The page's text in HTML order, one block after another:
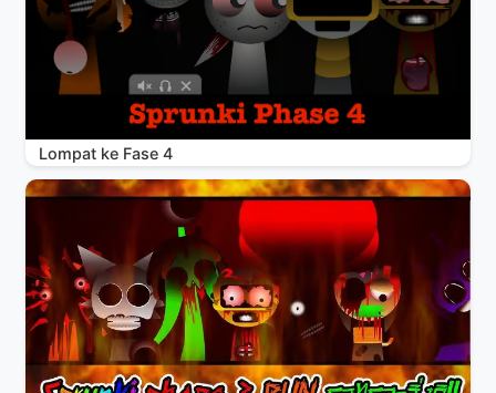
Lompat ke Fase 4